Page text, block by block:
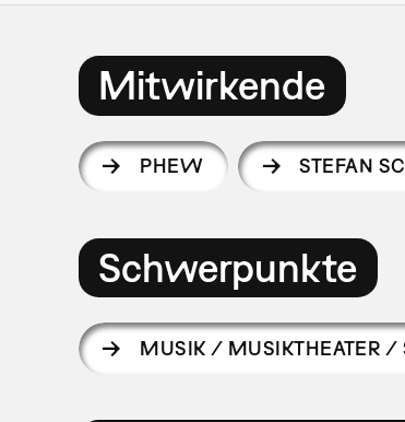
Mitwirkende
PHEW STEFAN
Schwerpunkte
MUSIK / MUSIKTHEATER /